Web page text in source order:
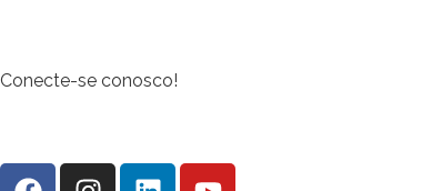
Conecte-se conosco!